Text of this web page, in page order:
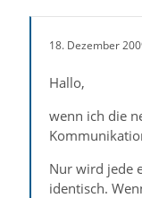
18. Dezember
Hallo,
wenn ich die
Nur wird jede
identisch.